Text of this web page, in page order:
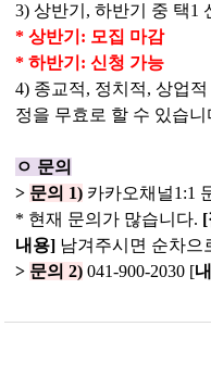
3) 상반기, 하반기 중 택1
* 상반기: 모집 마감
* 하반기: 신청 가능
4) 종교적, 정치적, 상업
정을 무효로 할 수 있습니
ㅇ 문의
> 문의 1) 카카오채널1:1
* 현재 문의가 많습니다. [
내용] 남겨주시면 순차으
> 문의2) 041-900-2030 [